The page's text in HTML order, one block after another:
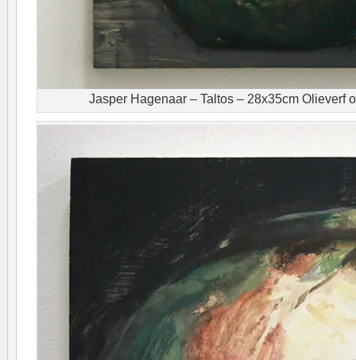
Jasper Hagenaar – Taltos – 28x35cm Olieverf